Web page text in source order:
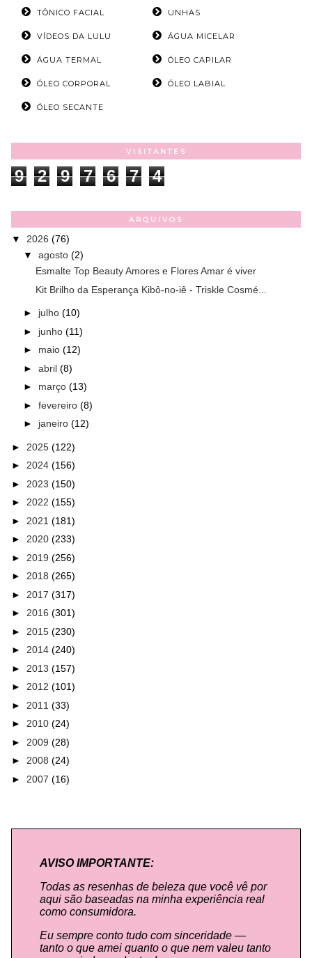
TÔNICO FACIAL UNHAS
VÍDEOS DA LULU ÁGUA MICELAR
ÁGUA TERMAL ÓLEO CAPILAR
ÓLEO CORPORAL ÓLEO LABIAL
ÓLEO SECANTE
VISITANTES
9 2 9 7 6 7 4
ARQUIVOS
▼ 2026 (76)
▼ agosto (2)
Esmalte Top Beauty Amores e Flores Amar é viver
Kit Brilho da Esperança Kibô-no-iê - Triskle Cosmé...
► julho (10)
► junho (11)
► maio (12)
► abril (8)
► março (13)
► fevereiro (8)
► janeiro (12)
► 2025 (122)
► 2024 (156)
► 2023 (150)
► 2022 (155)
► 2021 (181)
► 2020 (233)
► 2019 (256)
► 2018 (265)
► 2017 (317)
► 2016 (301)
► 2015 (230)
► 2014 (240)
► 2013 (157)
► 2012 (101)
► 2011 (33)
► 2010 (24)
► 2009 (28)
► 2008 (24)
► 2007 (16)
AVISO IMPORTANTE:
Todas as resenhas de beleza que você vê por
aqui são baseadas na minha experiência real
como consumidora.
Eu sempre conto tudo com sinceridade —
tanto o que amei quanto o que nem valeu tanto